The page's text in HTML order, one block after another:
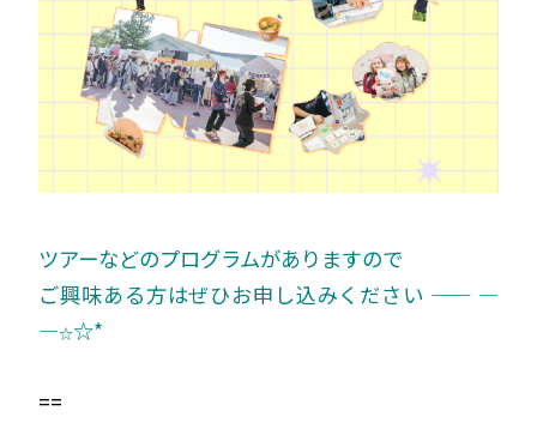
ツアーなどのプログラムがありますので
ご興味ある方はぜひお申し込みください —— —
—☆☆*
==